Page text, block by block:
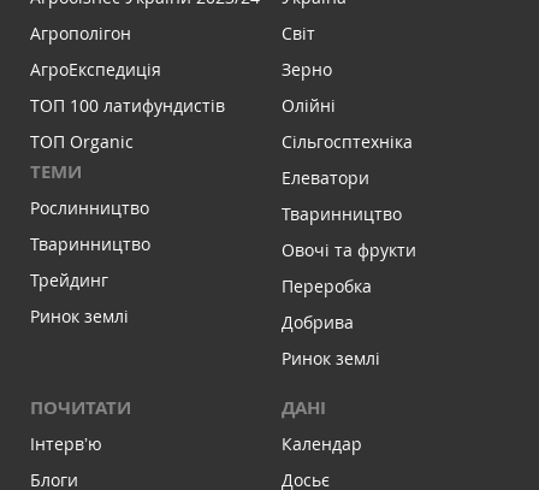
Агрополігон
АгроЕкспедиція
ТОП 100 латифундистів
ТОП Organic
ТЕМИ
Рослинництво
Тваринництво
Трейдинг
Ринок землі
Світ
Зерно
Олійні
Сільгосптехніка
Елеватори
Тваринництво
Овочі та фрукти
Переробка
Добрива
Ринок землі
ПОЧИТАТИ
Інтервʼю
Блоги
ДАНІ
Календар
Досьє